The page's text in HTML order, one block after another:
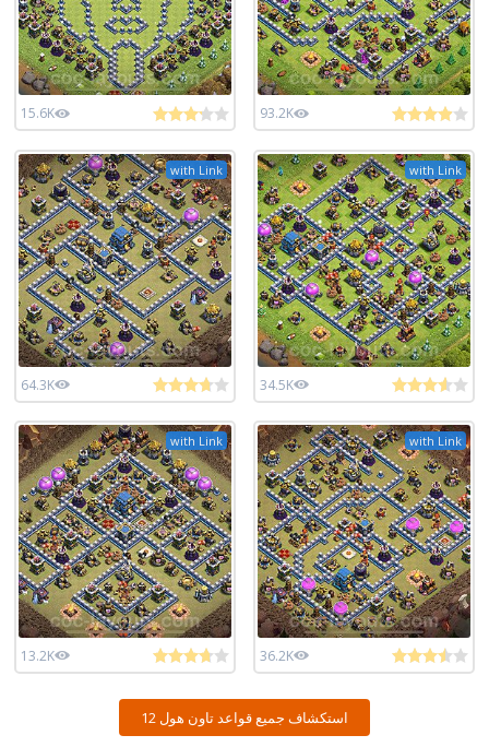
93.2K
15.6K
with Link
34.5K
with Link
64.3K
with Link
36.2K
with Link
13.2K
استكشاف جميع قواعد تاون هول 12